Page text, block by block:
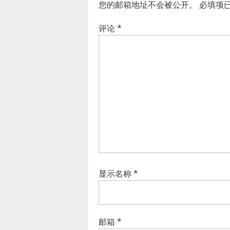
您的邮箱地址不会被公开。 必填项
评论*
显示名称*
邮箱 *